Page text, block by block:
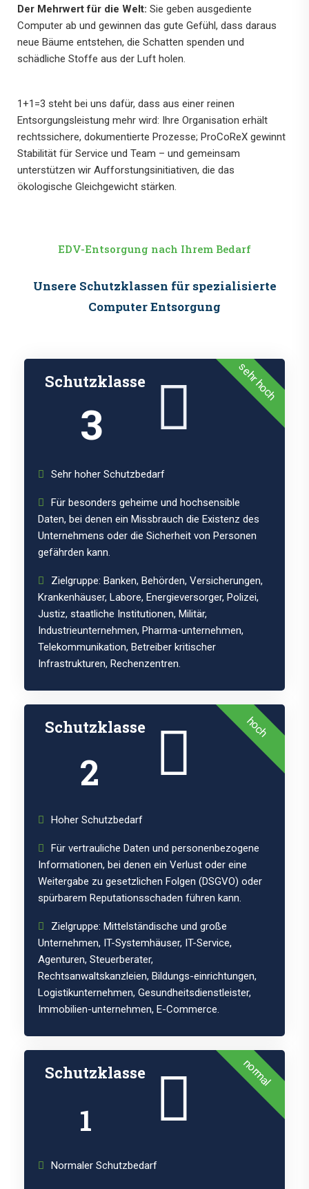
Der Mehrwert für die Welt: Sie geben ausgediente
Computer ab und gewinnen das gute Gefühl, dass daraus
neue Bäume entstehen, die Schatten spenden und
schädliche Stoffe aus der Luft holen.
1+1=3 steht bei uns dafür, dass aus einer reinen
Entsorgungsleistung mehr wird: Ihre Organisation erhält
rechtssichere, dokumentierte Prozesse; ProCoReX gewinnt
Stabilität für Service und Team – und gemeinsam
unterstützen wir Aufforstungsinitiativen, die das
ökologische Gleichgewicht stärken.
EDV-Entsorgung nach Ihrem Bedarf
Unsere Schutzklassen für spezialisierte
Computer Entsorgung
sehr hoch
Schutzklasse
3
Sehr hoher Schutzbedarf
Für besonders geheime und hochsensible
Daten, bei denen ein Missbrauch die Existenz des
Unternehmens oder die Sicherheit von Personen
gefährden kann.
Zielgruppe: Banken, Behörden, Versicherungen,
Krankenhäuser, Labore, Energieversorger, Polizei,
Justiz, staatliche Institutionen, Militär,
Industrieunternehmen, Pharma-unternehmen,
Telekommunikation, Betreiber kritischer
Infrastrukturen, Rechenzentren.
hoch
Schutzklasse
2
Hoher Schutzbedarf
Für vertrauliche Daten und personenbezogene
Informationen, bei denen ein Verlust oder eine
Weitergabe zu gesetzlichen Folgen (DSGVO) oder
spürbarem Reputationsschaden führen kann.
Zielgruppe: Mittelständische und große
Unternehmen, IT-Systemhäuser, IT-Service,
Agenturen, Steuerberater,
Rechtsanwaltskanzleien, Bildungs-einrichtungen,
Logistikunternehmen, Gesundheitsdienstleister,
Immobilien-unternehmen, E-Commerce.
normal
Schutzklasse
1
Normaler Schutzbedarf